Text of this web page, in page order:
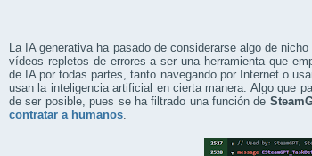
La IA generativa ha pasado de considerarse algo de
vídeos repletos de errores a ser una herramienta que
de IA por todas partes, tanto navegando por Internet o
usan la inteligencia artificial en cierta manera. Algo que
de ser posible, pues se ha filtrado una función de
contratar a humanos